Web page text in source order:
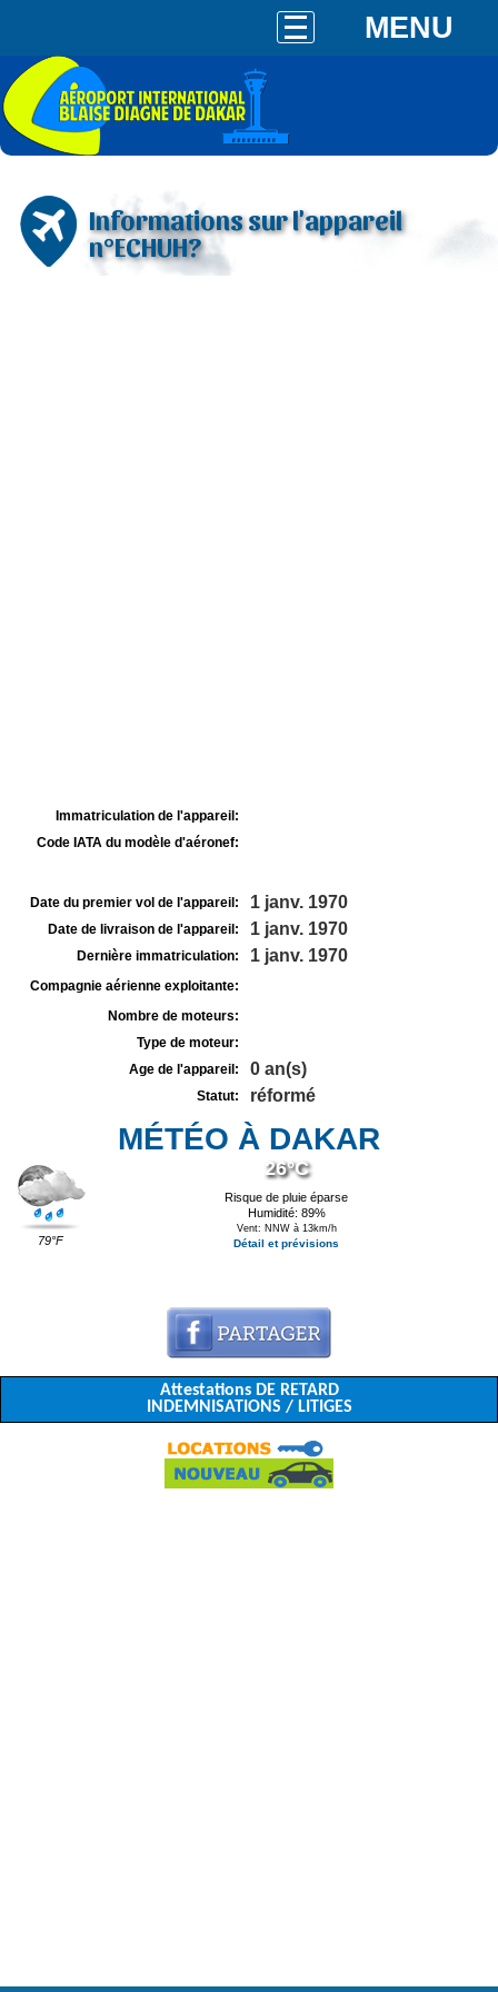
MENU
Informations sur l'appareil
n°ECHUH?
Immatriculation de l'appareil:
Code IATA du modèle d'aéronef:
Date du premier vol de l'appareil: 1 janv. 1970
Date de livraison de l'appareil: 1 janv. 1970
Dernière immatriculation: 1 janv. 1970
Compagnie aérienne exploitante:
Nombre de moteurs:
Type de moteur:
Age de l'appareil:
0 an(s)
Statut: réformé
MÉTÉO À DAKAR
79°F
26°C
Risque de pluie éparse
Humidité: 89%
Vent: NNW à 13km/h
Détail et prévisions
Attestations DE RETARD
INDEMNISATIONS / LITIGES